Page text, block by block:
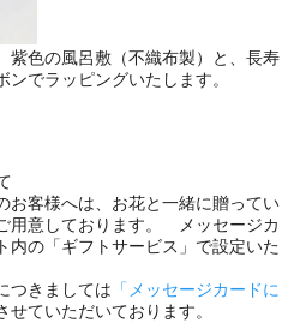
紫色の風呂敷（不織布製）と、長寿
でラッピングいたします。
お客様へは、お花と一緒に贈ってい
用意しております。 メッセージカ
内の「ギフトサービス」で設定いた
つきましては 「メッセージカードに
せていただいております。